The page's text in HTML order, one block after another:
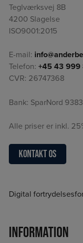
Teglværksvej 8B
4200 Slagelse
ISO9001:2015
E-mail:
Telefon: +45 43 999
CVR: 26747368
Bank: SparNord
Alle priser er inkl.
Kontakt os
Digital
Information